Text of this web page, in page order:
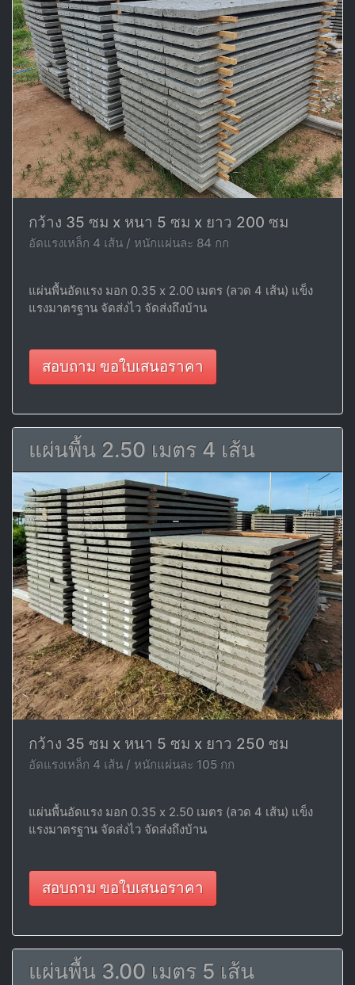
กว้าง 35 ซม x หนา 5 ซม x ยาว 200 ซม
อัดแรงเหล็ก 4 เส้น / หนักแผ่นละ 84 กก
แผ่นพื้นอัดแรง มอก 0.35 x 2.00 เมตร (ลวด 4 เส้น) แข็ง
แรงมาตรฐาน จัดส่งไว จัดส่งถึงบ้าน
สอบถาม ขอใบเสนอราคา
แผ่นพื้น 2.50 เมตร 4 เส้น
กว้าง 35 ซม x หนา 5 ซม x ยาว 250 ซม
อัดแรงเหล็ก 4 เส้น / หนักแผ่นละ 105 กก
แผ่นพื้นอัดแรง มอก 0.35 x 2.50 เมตร (ลวด 4 เส้น) แข็ง
แรงมาตรฐาน จัดส่งไว จัดส่งถึงบ้าน
สอบถาม ขอใบเสนอราคา
แผ่นพื้น 3.00 เมตร 5 เส้น